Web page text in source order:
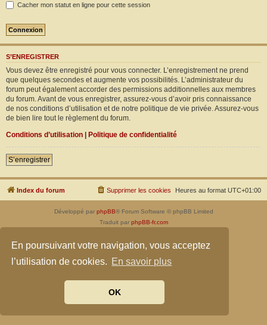
En poursuivant votre navigation, vous acceptez
l’utilisation de cookies. En savoir plus
OK
Cacher mon statut en ligne pour cette session
S’ENREGISTRER
Vous devez être enregistré pour vous connecter. L’enregistrement ne prend
que quelques secondes et augmente vos possibilités. L’administrateur du
forum peut également accorder des permissions additionnelles aux membres
du forum. Avant de vous enregistrer, assurez-vous d’avoir pris connaissance
de nos conditions d’utilisation et de notre politique de vie privée. Assurez-vous
de bien lire tout le règlement du forum.
Conditions d’utilisation | Politique de confidentialité
S’enregistrer
Index du forum Heures au format UTC+01:00
Supprimer les cookies
Développé par phpBB® Forum Software © phpBB Limited
Traduit par phpBB-fr.com